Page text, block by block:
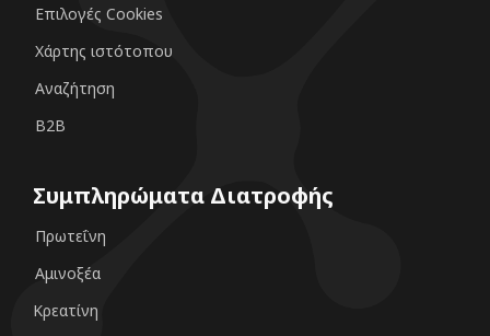
Επιλογές Cookies
Χάρτης ιστότοπου
Αναζήτηση
B2B
Συμπληρώματα Διατροφής
Πρωτεΐνη
Αμινοξέα
Κρεατίνη